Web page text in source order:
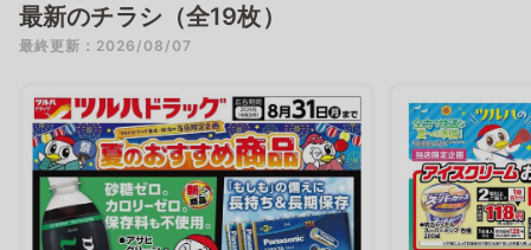
最新のチラシ（全19枚）
最終更新：2026/08/07